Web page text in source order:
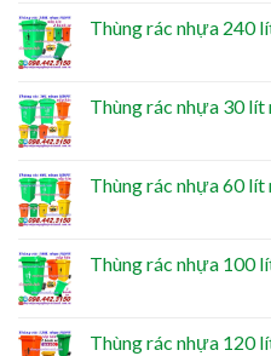
Thùng rác nhựa 240
Thùng rác nhựa 30 lít
Thùng rác nhựa 60 lít
Thùng rác nhựa 100
Thùng rác nhựa 120